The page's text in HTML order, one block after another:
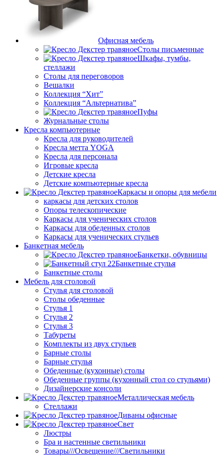
Офисная мебель
Столы письменные
Шкафы, тумбы,
стеллажи
Столы для переговоров
Вешалки
Коллекция “Хит”
Коллекция “Альтернатива”
Пуфы
Журнальные столы
Кресла компьютерные
Кресла для руководителей
Кресла метта YOGA
Кресла для персонала
Игровые кресла
Детские кресла
Детские компьютерные кресла
Каркасы и опоры для мебели
каркасы для детских столов
Опоры телескопические
Каркасы для ученических столов
Каркасы для обеденных столов
Каркасы для ученических стульев
Банкетная мебель
Банкетки, обувницы
Банкетные стулья
Банкетные столы
Мебель для столовой
Стулья для столовой
Столы обеденные
Стулья 1
Стулья 2
Стулья 3
Табуреты
Комплекты из двух стульев
Барные столы
Барные стулья
Обеденные (кухонные) столы
Обеденные группы (кухонный стол со стульями)
Дизайнерские консоли
Металлическая мебель
Стеллажи
Диваны офисные
Свет
Люстры
Бра и настенные светильники
Товары///Освещение///Светильники